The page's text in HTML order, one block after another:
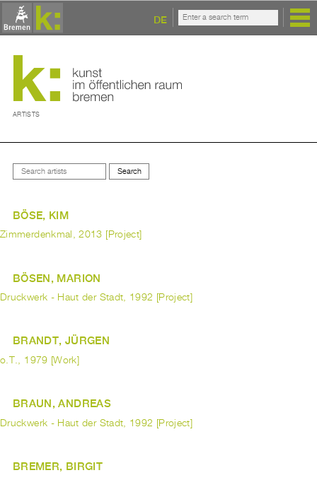
DE
ARTISTS
BÖSE, KIM
Zimmerdenkmal, 2013 [Project]
BÖSEN, MARION
Druckwerk - Haut der Stadt, 1992 [Project]
BRANDT, JÜRGEN
o.T., 1979 [Work]
BRAUN, ANDREAS
Druckwerk - Haut der Stadt, 1992 [Project]
BREMER, BIRGIT